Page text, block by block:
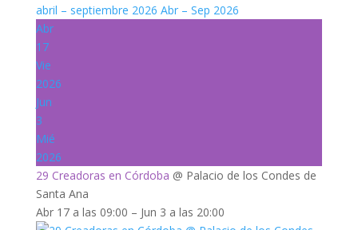
abril – septiembre 2026 Abr – Sep 2026
Abr
17
Vie
2026
Jun
3
Mié
2026
29 Creadoras en Córdoba @ Palacio de los Condes de
Santa Ana
Abr 17 a las 09:00 – Jun 3 a las 20:00